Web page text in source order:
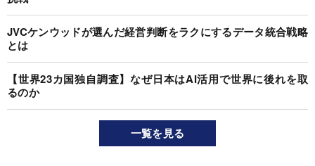
JVCケンウッドが選んだ経営判断をラクにするデータ統合戦略
とは
【世界23カ国独自調査】なぜ日本はAI活用で世界に後れを取
るのか
一覧を見る